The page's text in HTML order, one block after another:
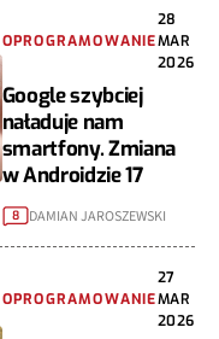
OPROGRAMOWANIE
28
MAR
2026
Google szybciej
naładuje nam
smartfony. Zmiana
w Androidzie 17
8 DAMIAN JAROSZEWSKI
OPROGRAMOWANIE
27
MAR
2026